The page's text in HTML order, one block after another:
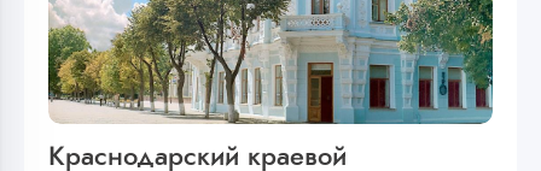
Краснодарский краевой